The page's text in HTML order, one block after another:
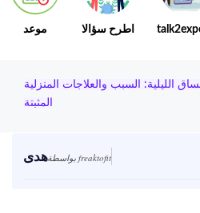
موعد اطرح سؤالا
الليلية: السبب والعلاجات المنزلية
المثبتة
هدى بواسطة freaktofit